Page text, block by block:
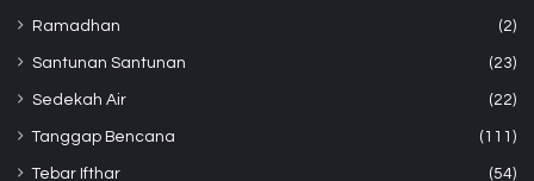
Ramadhan (2)
Santunan Santunan (23)
Sedekah Air (22)
Tanggap Bencana (111)
Tebar Ifthar (54)